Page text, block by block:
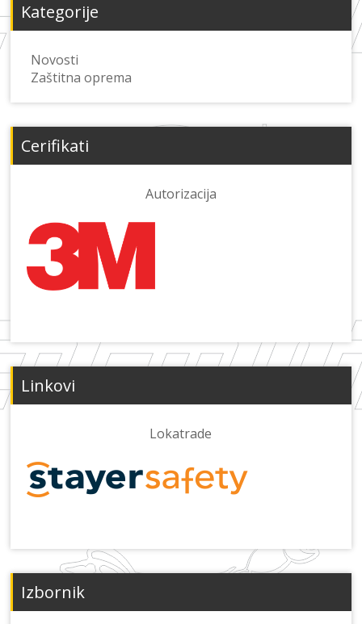
Kategorije
Novosti
Zaštitna oprema
Cerifikati
Autorizacija
Linkovi
Lokatrade
Izbornik